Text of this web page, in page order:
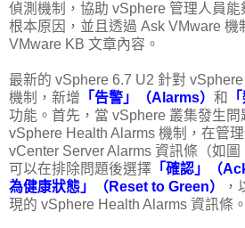
偵測機制，協助 vSphere 管理人員
根本原因，並且透過 Ask VMware 機
VMware KB 文章內容。
最新的 vSphere 6.7 U2 針對
機制，新增 「告警」（Alarms） 和
功能。首先，當 vSphere 叢集發生問
vSphere Health Alarms 機制，在管
vCenter Server Alarms 資訊條（如
可以在排除問題後選擇 「確認」（
為健康狀態」（Reset to Green）
現的 vSphere Health Alarms 資訊條。